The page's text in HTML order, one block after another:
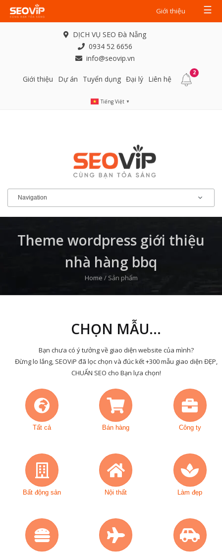
Giới thiệu ☰
DỊCH VỤ SEO Đà Nẵng
0934 52 6656
info@seovip.vn
Giới thiệu Dự án Tuyển dụng Đại lý Liên hệ
2
Tiếng Việt ▼
Theme wordpress giới thiệu
nhà hàng bbq
Home / Sản phẩm
CHỌN MẪU...
Bạn chưa có ý tưởng về giao diện website của mình?
Đừng lo lắng, SEOViP đã lọc chọn và đúc kết +300 mẫu giao diện ĐẸP,
CHUẨN SEO cho Bạn lựa chọn!
Tất cả Bán hàng Công ty
Bất động sản Nội thất Làm đẹp